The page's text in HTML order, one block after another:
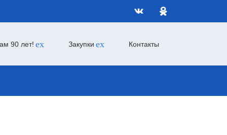
90 лет! expand_more
Закупки expand_more
Контакты